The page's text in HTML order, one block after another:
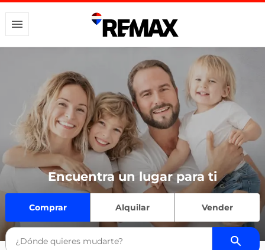
Encuentra un lugar para ti
Comprar Alquilar Vender